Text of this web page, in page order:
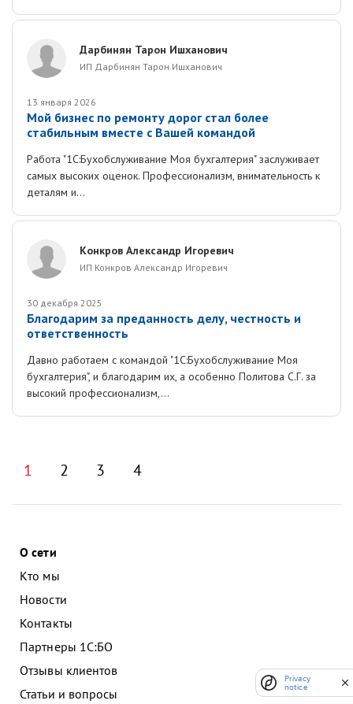
Дарбинян Тарон Ишханович
ИП Дарбинян Тарон Ишханович
13 января 2026
Мой бизнес по ремонту дорог стал более
стабильным вместе с Вашей командой
Работа "1С:Бухобслуживание Моя бухгалтерия" заслуживает
самых высоких оценок. Профессионализм, внимательность к
деталям и...
Конкров Александр Игоревич
ИП Конкров Александр Игоревич
30 декабря 2025
Благодарим за преданность делу, честность и
ответственность
Давно работаем с командой "1С:Бухобслуживание Моя
бухгалтерия", и благодарим их, а особенно Политова С.Г. за
высокий профессионализм,...
1 2 3 4
О сети
Кто мы
Новости
Контакты
Партнеры 1С:БО
Отзывы клиентов
Статьи и вопросы
Privacy
notice